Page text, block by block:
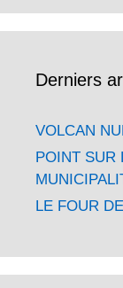
Derniers
VOLCAN
POINT SUR
LE FOUR